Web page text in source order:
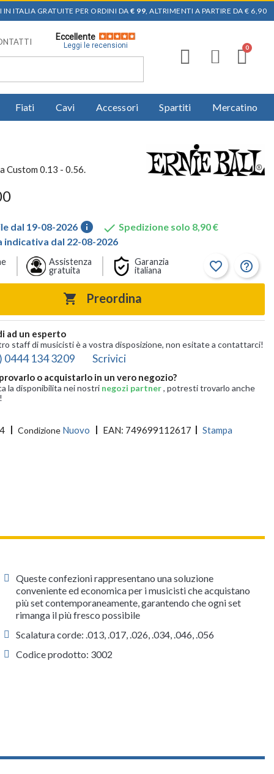
IN ITALIA GRATUITE PER ORDINI DA € 99, ALTRIMENTI A PARTIRE DA € 6,90
Eccellente
Leggi le recensioni
Fiati Cavi Accessori Spartiti Mercatino
Custom 0.13 - 0.56.
dal 19-08-2026 info  Spedizione solo 8,90 €
indicativa dal 22-08-2026
Assistenza
gratuita
Garanzia
italiana
favorite_border help_outline
 Preordina
ad un esperto
staff di musicisti è a vostra disposizione, non esitate a contattarci!
0444 134 3209 Scrivici
o acquistarlo in un vero negozio?
la disponibilita nei nostri negozi partner, potresti trovarlo anche
Condizione Nuovo EAN: 749699112617 Stampa
Queste confezioni rappresentano una soluzione
conveniente ed economica per i musicisti che acquistano
più set contemporaneamente, garantendo che ogni set
rimanga il più fresco possibile
Scalatura corde: .013, .017, .026, .034, .046, .056
Codice prodotto: 3002